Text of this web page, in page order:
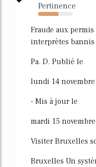
Pertinence
58%
Fraude aux
interprètes bannis
Pa. D. Publié le
lundi 14
- Mis à jour le
mardi 15
Visiter Bruxelles
Bruxelles Un